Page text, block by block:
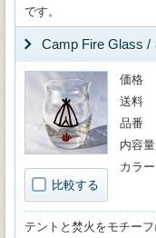
です。
Camp Fire Glass /
比較する
価格
送料
品番
内容
カラー
テントと焚火をモチー